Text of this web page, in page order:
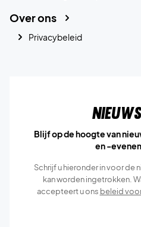
Over ons
Privacybeleid
Blijf op de hoogte van
en -
Schrijf u hieronder in voor de
kan worden ingetrokken.
accepteert u ons beleid